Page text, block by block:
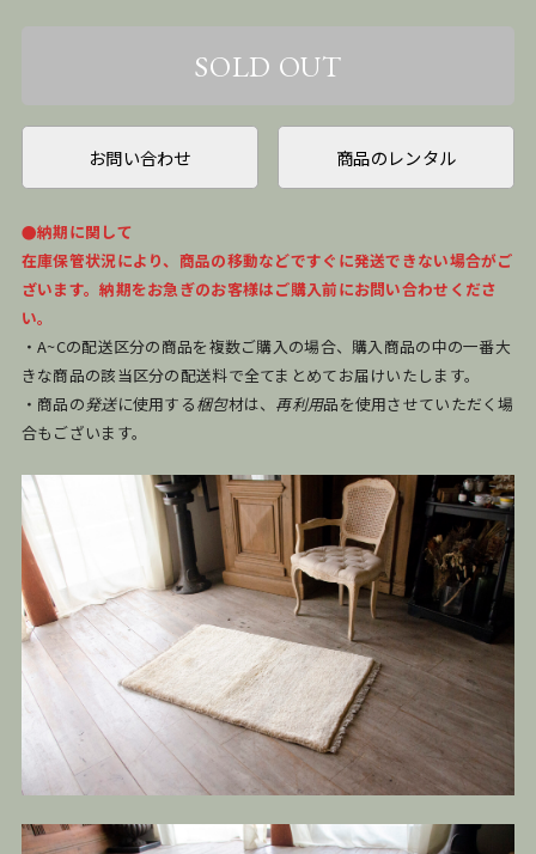
お問い合わせ 商品のレンタル
●納期に関して
在庫保管状況により、商品の移動などですぐに発送できない場合がご
ざいます。納期をお急ぎのお客様はご購入前にお問い合わせくださ
い。
・A~Cの配送区分の商品を複数ご購入の場合、購入商品の中の一番大
きな商品の該当区分の配送料で全てまとめてお届けいたします。
・商品の発送に使用する梱包材は、 再利用品を使用させていただく場
合もございます。